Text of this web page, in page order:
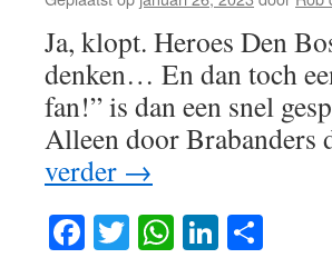
-
>
Heroes
in
five
!
Ja, klopt. Heroes Den
denken… En dan toch
fan!” is dan een snel
Alleen door
verder →
Facebook
TwitterWhatsApp
LinkedIn